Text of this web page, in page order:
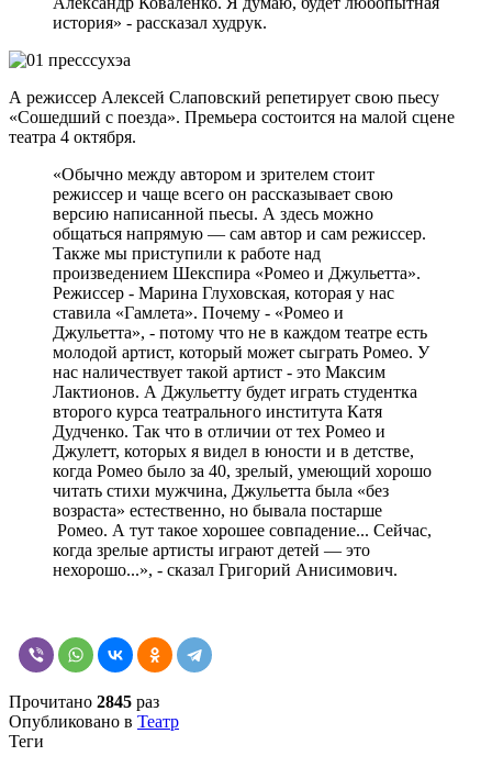
история» - рассказал худрук.
А режиссер Алексей Слаповский репетирует свою пьесу
«Сошедший с поезда». Премьера состоится на малой сцене
театра 4 октября.
«Обычно между автором и зрителем стоит
режиссер и чаще всего он рассказывает свою
версию написанной пьесы. А здесь можно
общаться напрямую — сам автор и сам режиссер.
Также мы приступили к работе над
произведением Шекспира «Ромео и Джульетта».
Режиссер - Марина Глуховская, которая у нас
ставила «Гамлета». Почему - «Ромео и
Джульетта», - потому что не в каждом театре есть
молодой артист, который может сыграть Ромео. У
нас наличествует такой артист - это Максим
Лактионов. А Джульетту будет играть студентка
второго курса театрального института Катя
Дудченко. Так что в отличии от тех Ромео и
Джулетт, которых я видел в юности и в детстве,
когда Ромео было за 40, зрелый, умеющий хорошо
читать стихи мужчина, Джульетта была «без
возраста» естественно, но бывала постарше
Ромео. А тут такое хорошее совпадение... Сейчас,
когда зрелые артисты играют детей — это
нехорошо...», - сказал Григорий Анисимович.
Прочитано 2845 раз
Опубликовано в Театр
Теги